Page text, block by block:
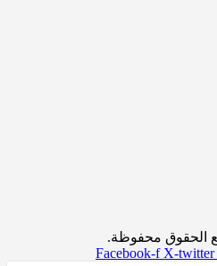
Facebook-f X-twitter